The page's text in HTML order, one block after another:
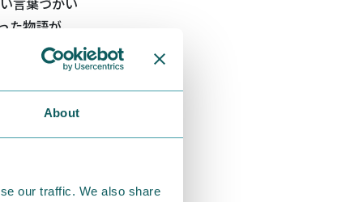
About
our traffic. We also share
物語が、
にこそ、新
は生き物で
）、同じひ